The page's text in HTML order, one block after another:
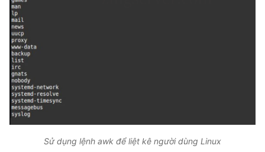
Sử dụng lệnh awk để liệt kê người dùng Linux